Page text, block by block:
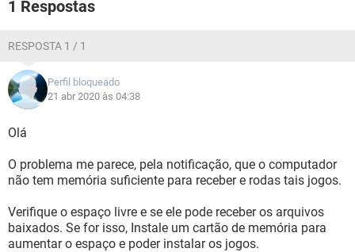
1 Respostas
RESPOSTA 1 / 1
Perfil bloqueado
21 abr 2020 às 04:38
Olá
O problema me parece, pela notificação, que o computador
não tem memória suficiente para receber e rodas tais jogos.
Verifique o espaço livre e se ele pode receber os arquivos
baixados. Se for isso, Instale um cartão de memória para
aumentar o espaço e poder instalar os jogos.